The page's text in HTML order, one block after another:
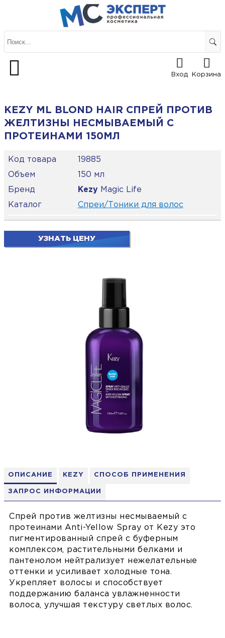
Вход Корзина
ОПИСАНИЕ KEZY СПОСОБ ПРИМЕНЕНИЯ
ЗАПРОС ИНФОРМАЦИИ
Спрей против желтизны несмываемый с
протеинами Anti-Yellow Spray от Kezy это
пигментированный спрей с буферным
комплексом, растительными белками и
пантенолом нейтрализует нежелательные
оттенки и усиливает холодные тона.
Укрепляет волосы и способствует
поддержанию баланса увлажненности
волоса, улучшая текстуру светлых волос.
KEZY ML BLOND HAIR СПРЕЙ ПРОТИВ
ЖЕЛТИЗНЫ НЕСМЫВАЕМЫЙ С
ПРОТЕИНАМИ 150МЛ
Код товара
19885
Объем
150 мл
Бренд
Kezy Magic Life
Каталог
Спреи/Тоники для волос
УЗНАТЬ ЦЕНУ